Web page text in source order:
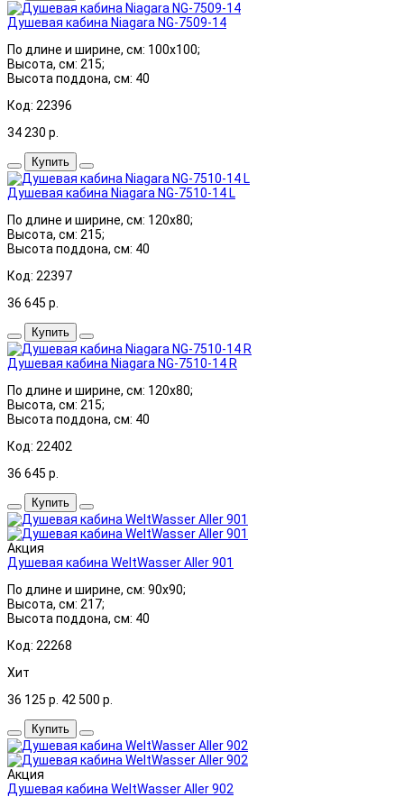
Душевая кабина Niagara NG-7509-14
По длине и ширине, см: 100x100;
Высота, см: 215;
Высота поддона, см: 40
Код: 22396
34 230 р.
Купить
Душевая кабина Niagara NG-7510-14 L
По длине и ширине, см: 120x80;
Высота, см: 215;
Высота поддона, см: 40
Код: 22397
36 645 р.
Купить
Душевая кабина Niagara NG-7510-14 R
По длине и ширине, см: 120x80;
Высота, см: 215;
Высота поддона, см: 40
Код: 22402
36 645 р.
Купить
Акция
Душевая кабина WeltWasser Aller 901
По длине и ширине, см: 90x90;
Высота, см: 217;
Высота поддона, см: 40
Код: 22268
Хит
36 125 р. 42 500 р.
Купить
Акция
Душевая кабина WeltWasser Aller 902